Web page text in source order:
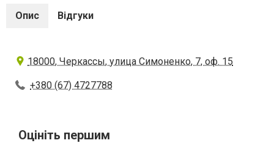
Опис Відгуки
18000, Черкассы, улица Симоненко, 7, оф. 15
+380 (67) 4727788
Оцініть першим